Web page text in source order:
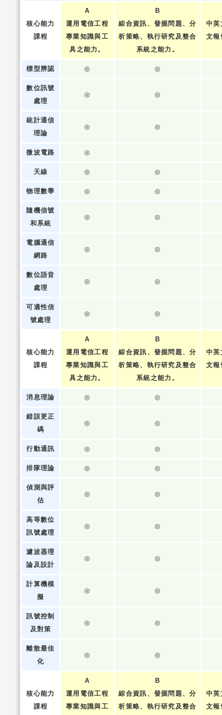
核心能力
課程
A
運用電信工程
專業知識與工
具之能力。
B
綜合資訊、發掘問題、分
析策略、執行研究及整合
系統之能力。
中英
文報
標型辨認 ◎ ◎
數位訊號
處理
◎ ◎
統計通信
理論
◎ ◎
微波電路 ◎
天線 ◎ ◎
物理數學 ◎ ◎
隨機信號
和系統
◎ ◎
電腦通信
網路
◎ ◎
數位語音
處理
◎ ◎
可適性信
號處理
◎ ◎
核心能力
課程
A
運用電信工程
專業知識與工
具之能力。
B
綜合資訊、發掘問題、分
析策略、執行研究及整合
系統之能力。
中英
文報
消息理論 ◎ ◎
錯誤更正
碼
◎ ◎
行動通訊 ◎ ◎
排隊理論 ◎ ◎
偵測與評
估
◎ ◎
高等數位
訊號處理
◎ ◎
濾波器理
論及設計
◎ ◎
計算機模
擬
◎ ◎
訊號控制
及對策
◎ ◎
離散最佳
化
◎ ◎
核心能力
課程
A
運用電信工程
專業知識與工
B
綜合資訊、發掘問題、分
析策略、執行研究及整合
中英
文報